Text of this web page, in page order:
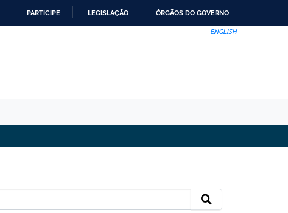
PARTICIPE LEGISLAÇÃO ÓRGÃOS DO GOVERNO
ENGLISH